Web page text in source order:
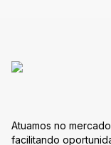
Atuamos no mercado imobiliário
facilitando